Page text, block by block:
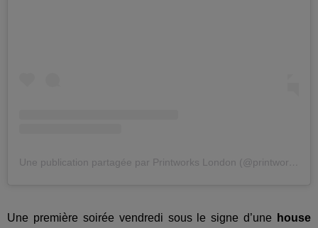
Une première soirée vendredi sous le signe d’une
house